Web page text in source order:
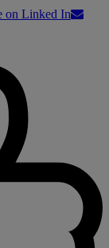
on Linked In